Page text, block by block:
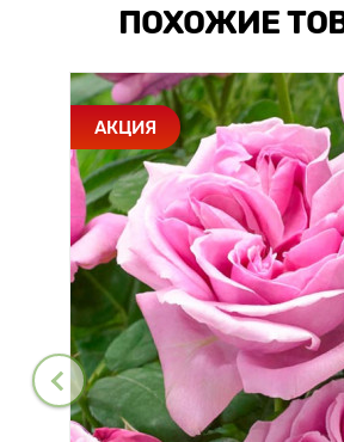
ПОХОЖИЕ
АКЦИЯ